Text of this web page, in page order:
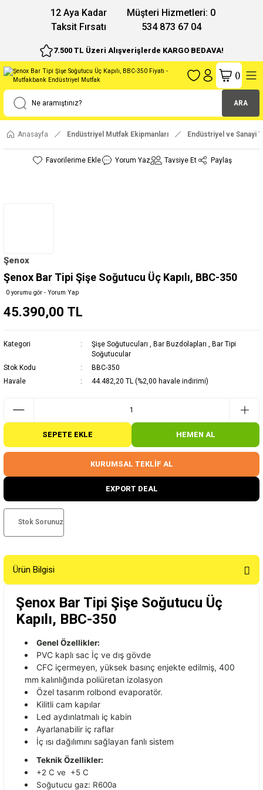
12 Aya Kadar
Taksit Fırsatı
Müşteri Hizmetleri: 0
534 873 67 04
7.500 TL Üzeri Alışverişlerde KARGO BEDAVA!
ARA
()
Anasayfa Endüstriyel Mutfak Ekipmanları Endüstriyel ve Sanayi
Yorum Yaz Tavsiye Et Paylaş
Şenox
Şenox Bar Tipi Şişe Soğutucu Üç Kapılı, BBC-350
0 yorumu gör - Yorum Yap
45.390,00 TL
Kategori Şişe Soğutucuları Bar Buzdolapları
Bar Tipi
Soğutucular
Stok Kodu
BBC-350
Havale
44.482,20 TL (%2,00 havale indirimi)
SEPETE EKLE HEMEN AL
KURUMSAL TEKLİF AL
EXPORT DEAL
Stok Sorunuz
Ürün Bilgisi
Şenox Bar Tipi Şişe Soğutucu Üç
Kapılı, BBC-350
Genel Özellikler:
PVC kaplı sac İç ve dış gövde
CFC içermeyen, yüksek basınç enjekte edilmiş, 400
mm kalınlığında poliüretan izolasyon
Özel tasarım rolbond evaporatör.
Kilitli cam kapılar
Led aydınlatmalı iç kabin
Ayarlanabilir iç raflar
İç ısı dağılımını sağlayan fanlı sistem
Teknik Özellikler:
+2 C ve +5 C
Soğutucu gaz: R600a